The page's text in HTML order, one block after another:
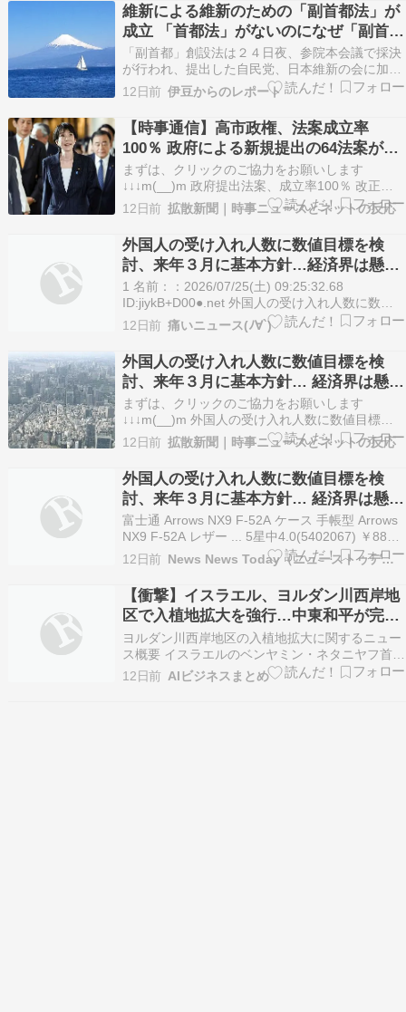
維新による維新のための「副首都法」が
成立 「首都法」がないのになぜ「副首都
法」？
「副首都」創設法は２４日夜、参院本会議で採決
が行われ、提出した自民党、日本維新の会に加
え、無所属議員らの賛成多数で可決、成立しまし
た。主要な野党は反対。採決結果は賛成１２３
票、反対１２１票でした。成立した「副首都法」
は維新の会の肝いり政策であり、まさに「大阪あ
りき」と言っても過…
12日前 伊豆からのレポート
【時事通信】高市政権、法案成立率
100％ 政府による新規提出の64法案が全
て成立 皇室典範改正、国家情報会議法な
ど ➾ ネット「めっちゃ仕事してるな高
市政権」「『64法案』というのに中国が
まずは、クリックのご協力をお願いします
↓↓↓m(__)m 政府提出法案、成立率100％ 改正典
範、国家情報会議法など 特別国会 25日閉幕の第
221特別国会では、政府による新規提出の64法案
が全て成立した。 皇族数確保策を盛り込んだ改正
皇室典範や、インテリジェンス（情報収集・分…
12日前 拡散新聞｜時事ニュースとネットの反応
外国人の受け入れ人数に数値目標を検
討、来年３月に基本方針…経済界は懸念
の声
1 名前：：2026/07/25(土) 09:25:32.68
ID:jiykB+D00●.net 外国人の受け入れ人数に数値
目標を検討、来年３月に基本方針…経済界からは
制限強化の動きに懸念の声も : 読売新聞
https://t.co/BcqCqWZvbq— tokuhito…
12日前 痛いニュース(ﾉ∀`)
外国人の受け入れ人数に数値目標を検
討、来年３月に基本方針… 経済界は懸念
の声 ➾ ネット「懸念するなら外国人犯
罪にも責任持てよ」
まずは、クリックのご協力をお願いします
↓↓↓m(__)m 外国人の受け入れ人数に数値目標を
検討、来年３月に基本方針… 経済界は懸念の声
政府は有識者会議を新設し、外国人の受け入れ人
数に数値目標を設けるかどうかの検討に入る。自
民党と日本維新の会の連立政権合意書に基づき、
来年３月に…
12日前 拡散新聞｜時事ニュースとネットの反応
外国人の受け入れ人数に数値目標を検
討、来年３月に基本方針… 経済界は懸念
の声
富士通 Arrows NX9 F-52A ケース 手帳型 Arrows
NX9 F-52A レザー ... 5星中4.0(5402067) ￥880
(2026年7月24日 23:42 GMT +09:00 時点 - 詳細
はこちら価格および発送可能時期は表示された日
付/時刻の時…
12日前 News News Today（ニューストゥデイ）
【衝撃】イスラエル、ヨルダン川西岸地
区で入植地拡大を強行…中東和平が完全
崩壊の危機
ヨルダン川西岸地区の入植地拡大に関するニュー
ス概要 イスラエルのベンヤミン・ネタニヤフ首相
は、ヨルダン川西岸地区でイスラエル人二名とパ
レスチナ人四名が死亡した衝突を受け、同地域で
12日前 AIビジネスまとめ